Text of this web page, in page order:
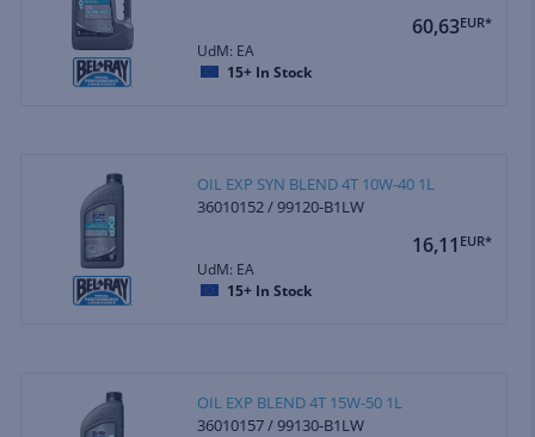
60,63EUR*
UdM: EA
15+ In Stock
OIL EXP SYN BLEND 4T 10W-40 1L
36010152 / 99120-B1LW
16,11 EUR*
UdM: EA
15+ In Stock
OIL EXP BLEND 4T 15W-50 1L
36010157 / 99130-B1LW